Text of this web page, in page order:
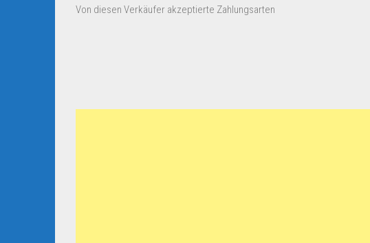
Von diesen Verkäufer akzeptierte Zahlungsarten